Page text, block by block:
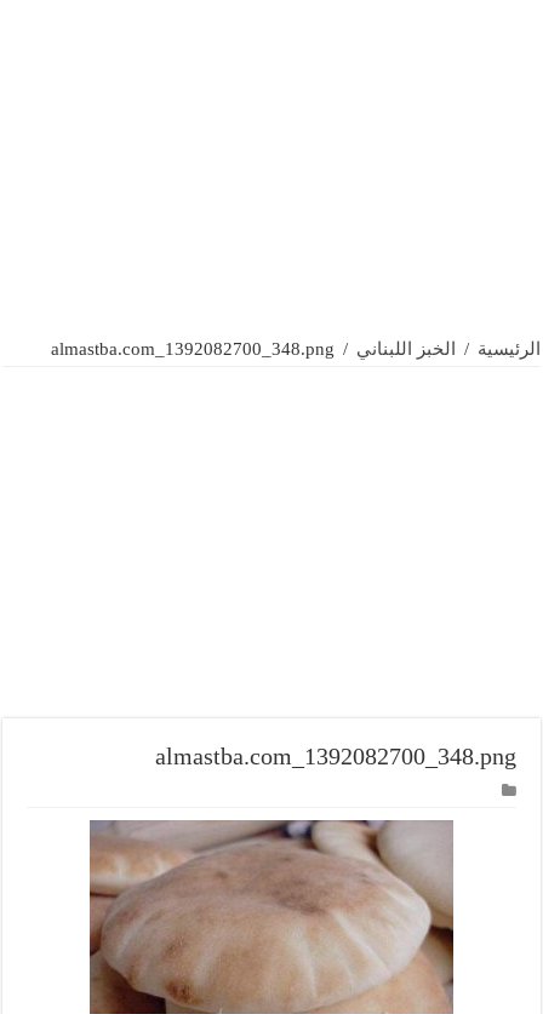
الرئيسية / الخبز اللبناني /
almastba.com_1392082700_348.png
almastba.com_1392082700_348.png